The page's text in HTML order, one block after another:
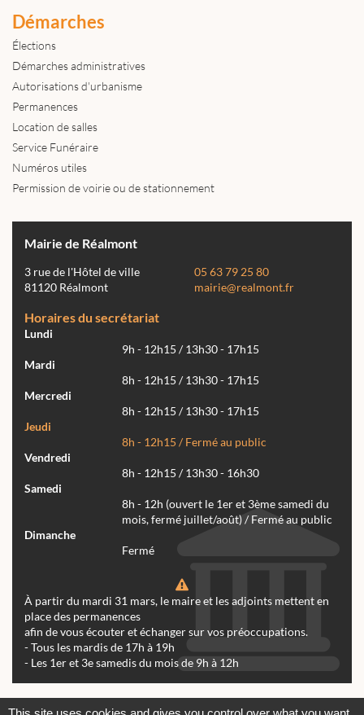
Démarches
Élections
Démarches administratives
Autorisations d'urbanisme
Permanences
Location de salles
Service Funéraire
Numéros utiles
Permission de voirie ou de stationnement
Mairie de Réalmont
3 rue de l'Hôtel de ville
81120 Réalmont
05 63 79 25 80
mairie@realmont.fr
Horaires du secrétariat
Lundi
9h - 12h15 / 13h30 - 17h15
Mardi
8h - 12h15 / 13h30 - 17h15
Mercredi
8h - 12h15 / 13h30 - 17h15
Jeudi
8h - 12h15 / Fermé au public
Vendredi
8h - 12h15 / 13h30 - 16h30
Samedi
8h - 12h (ouvert le 1er et 3ème samedi du
mois, fermé juillet/août) / Fermé au public
Dimanche
Fermé
À partir du mardi 31 mars, le maire et les adjoints mettent en
place des permanences
afin de vous écouter et échanger sur vos préoccupations.
- Tous les mardis de 17h à 19h
- Les 1er et 3e samedis du mois de 9h à 12h